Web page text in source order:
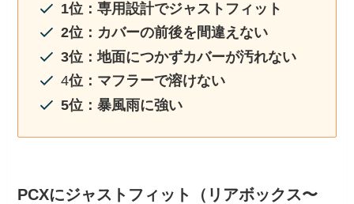
1位：専用設計でジャストフィット
2位：カバーの前後を間違えない
3位：地面につかずカバーが汚れない
4位：マフラーで溶けない
5位：暴風雨に強い
PCXにジャストフィット（リアボックス〜